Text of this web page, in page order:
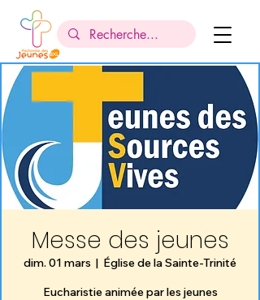
Messe des jeunes
dim. 01 mars
  |
Église de la Sainte-Trinité
Eucharistie animée par les jeunes